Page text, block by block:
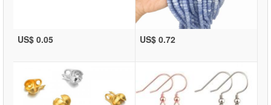
US$ 0.05 US$ 0.72